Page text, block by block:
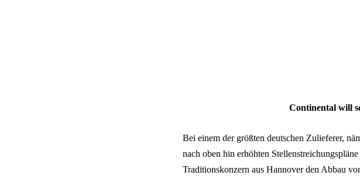
Continental will
Bei einem der größten deutschen Zulieferer,
nach oben hin erhöhten
Traditionskonzern aus Hannover den Abbau